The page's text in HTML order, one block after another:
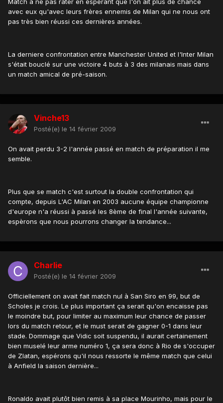
avec eux qu'avec leurs frères ennemis de Milan qui ne nous ont
pas très bien réussi ces dernières années.
La derniere confrontation entre Manchester United et l'Inter Milan
s'était bouclé sur une victoire 4 buts à 3 des milanais mais dans
un match amical de pré-saison.
Vinche13
Posté(e) le 14 février 2009
On avait perdu 3-2 l'année passé en match de préparation il me
semble.
Plus que se match c'est surtout la double confrontation qui
compte, depuis L'AC Milan en 2003 aucune équipe championne
d'europe n'a réussi à passé les 8ème de final l'année suivante,
espèrons que nous pourrons changer la tendance...
Charlie
Posté(e) le 14 février 2009
Officiellement on avait fait match nul à San Siro en 99, but de
Scholes je crois. Le plus important ça serait qu'on encaisse pas
le moindre but, pour limiter au maximum leur chance de passer
lors du match retour, et le must serait de gagner 0-1 dans leur
stade. Dommage que Vidic soit suspendu, il aurait certainement
bien muselé leur arme numéro 1, ça sera donc à Rio de s'occuper
de Zlatan, espérons qu'il nous ressorte le même match que celui
à Anfield la saison dernière...
Ronaldo avait plutôt bien remis à sa place Mourinho, mais pour le